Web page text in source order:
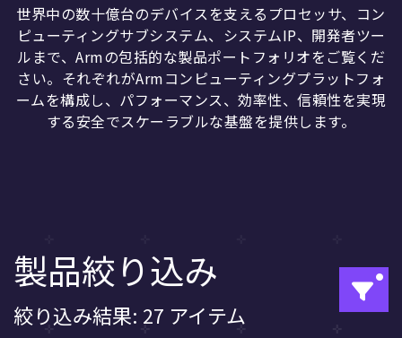
人材採用
研究連携
ウェブサイト
IR関連
セキュリティ脆弱性の報告
Tel: + 44(1223) 400 400 [main reception]
Fax: + 44(1223) 400 410
全てのオフィスを見る
世界中の数十億台のデバイスを支えるプロセッサ、コン
ピューティングサブシステム、システムIP、開発者ツー
ルまで、Armの包括的な製品ポートフォリオをご覧くだ
さい。それぞれがArmコンピューティングプラットフォ
ームを構成し、パフォーマンス、効率性、信頼性を実現
する安全でスケーラブルな基盤を提供します。
製品絞り込み
絞り込み結果: 27 アイテム